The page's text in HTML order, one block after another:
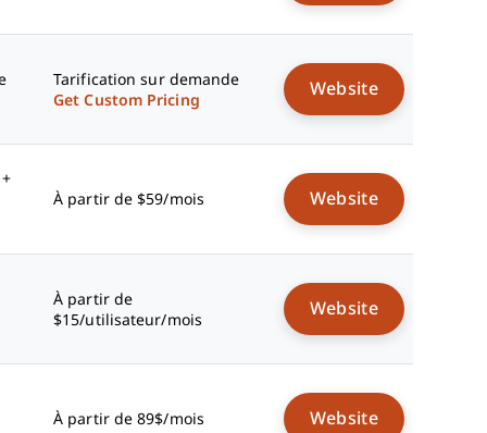
Tarification sur demande
Get Custom Pricing
Website
À partir de $59/mois Website
À partir de
$15/utilisateur/mois
Website
À partir de 89$/mois Website